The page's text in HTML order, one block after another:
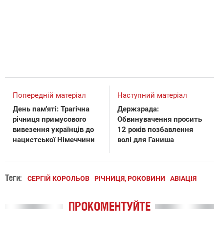
Попередній матеріал
День пам'яті: Трагічна
річниця примусового
вивезення українців до
нацистської Німеччини
Наступний матеріал
Держзрада:
Обвинувачення просить
12 років позбавлення
волі для Ганиша
Теги: СЕРГІЙ КОРОЛЬОВ РІЧНИЦЯ, РОКОВИНИ АВІАЦІЯ
ПРОКОМЕНТУЙТЕ